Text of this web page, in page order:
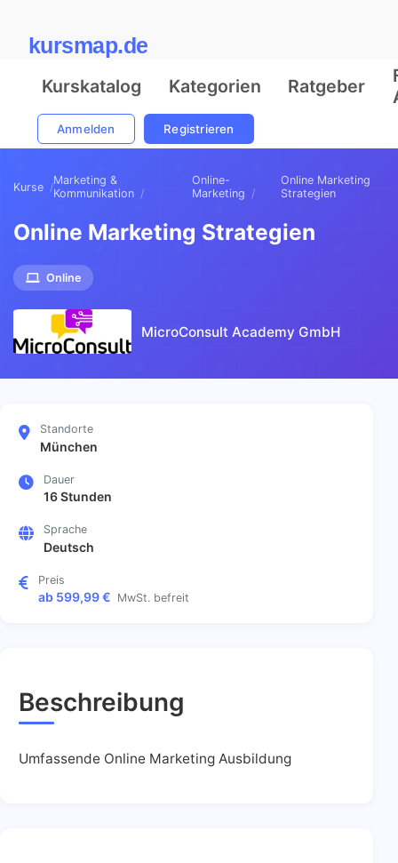
kursmap.de
Kurskatalog Kategorien Ratgeber
Anmelden Registrieren
Kurse
Marketing &
Kommunikation
Online-
Marketing
Online Marketing
Strategien
Online Marketing Strategien
Online
MicroConsult Academy GmbH
Standorte
München
Dauer
16 Stunden
Sprache
Deutsch
Preis
ab 599,99 € MwSt. befreit
Beschreibung
Umfassende Online Marketing Ausbildung